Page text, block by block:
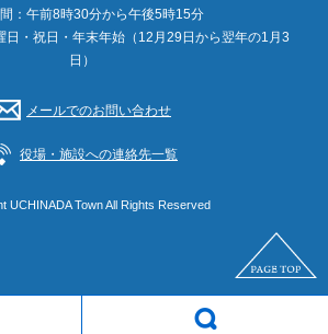
：午前8時30分から午後5時15分
日・祝日・年末年始（12月29日から翌年の1月3
日）
メールでのお問い合わせ
役場・施設への連絡先一覧
UCHINADA Town All Rights Reserved